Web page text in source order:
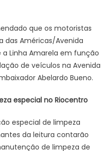
que os motoristas
das Américas/Avenida
Linha Amarela em função
de veículos na Avenida
Abelardo Bueno.
especial no Riocentro
especial de limpeza
da leitura contarão
de limpeza de